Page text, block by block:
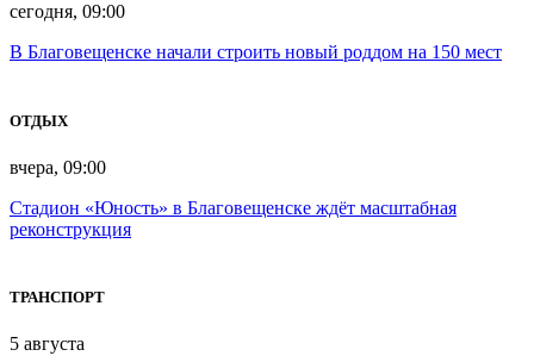
сегодня, 09:00
В Благовещенске начали строить новый роддом на 150 мест
ОТДЫХ
вчера, 09:00
Стадион «Юность» в Благовещенске ждёт масштабная
реконструкция
ТРАНСПОРТ
5 августа